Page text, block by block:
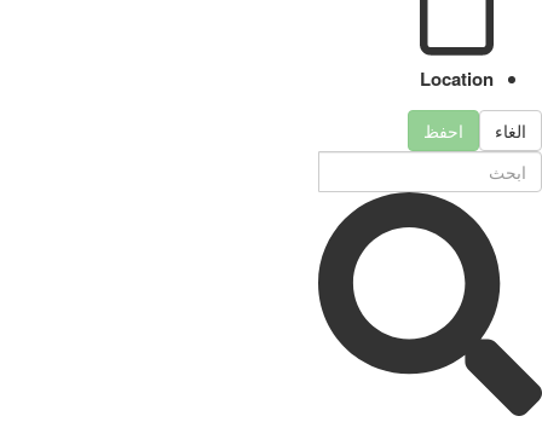
Location
الغاء احفظ